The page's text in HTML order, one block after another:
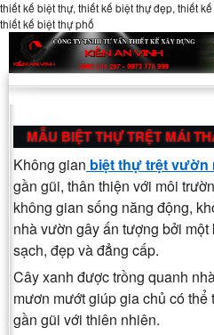
thiết kế biệt thự, thiết kế biệt thự đẹp, thiết
thiết kế biệt thự phố
MẪU BIỆT THỰ TRỆT MÁI
Không gian biệt thự trệt vườn
gần gũi, thân thiện với môi
không gian sống năng động,
nhà vườn gây ấn tượng bởi
sạch, đẹp và đẳng cấp.
Cây xanh được trồng quanh
mươn mướt giúp gia chủ có
gần gũi với thiên nhiên.